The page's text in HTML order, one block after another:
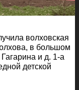
волховская
в большом
и д. 1-а
детской